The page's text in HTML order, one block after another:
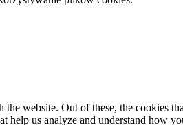
website. Out of these, the cookies
us analyze and understand how